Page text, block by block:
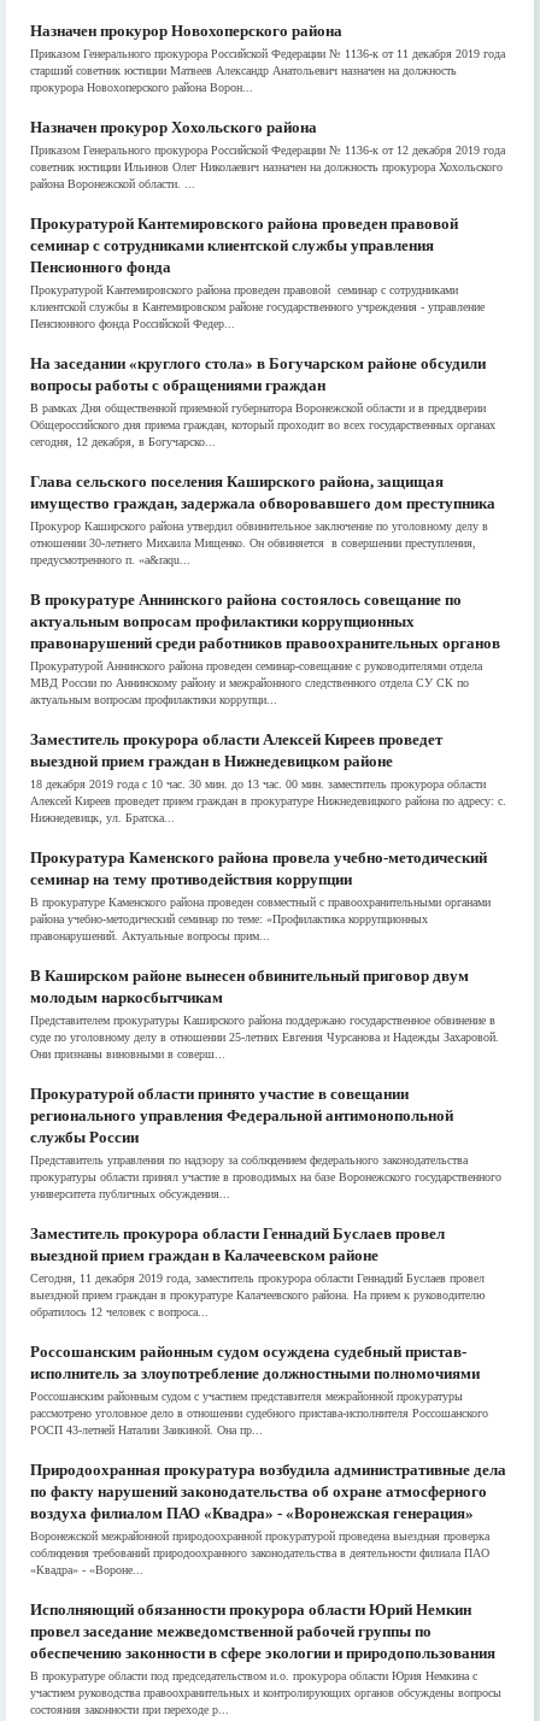
Назначен прокурор Новохоперского района
Приказом Генерального прокурора Российской Федерации № 1136-к от 11 декабря 2019 года
старший советник юстиции Матвеев Александр Анатольевич назначен на должность
прокурора Новохоперского района Ворон...
Назначен прокурор Хохольского района
Приказом Генерального прокурора Российской Федерации № 1136-к от 12 декабря 2019 года
советник юстиции Ильинов Олег Николаевич назначен на должность прокурора Хохольского
района Воронежской области. ...
Прокуратурой Кантемировского района проведен правовой
семинар с сотрудниками клиентской службы управления
Пенсионного фонда
Прокуратурой Кантемировского района проведен правовой семинар с сотрудниками
клиентской службы в Кантемировском районе государственного учреждения - управление
Пенсионного фонда Российской Федер...
На заседании «круглого стола» в Богучарском районе обсудили
вопросы работы с обращениями граждан
В рамках Дня общественной приемной губернатора Воронежской области и в преддверии
Общероссийского дня приема граждан, который проходит во всех государственных органах
сегодня, 12 декабря, в Богучарско...
Глава сельского поселения Каширского района, защищая
имущество граждан, задержала обворовавшего дом преступника
Прокурор Каширского района утвердил обвинительное заключение по уголовному делу в
отношении 30-летнего Михаила Мищенко. Он обвиняется в совершении преступления,
предусмотренного п. «а&raqu...
В прокуратуре Аннинского района состоялось совещание по
актуальным вопросам профилактики коррупционных
правонарушений среди работников правоохранительных органов
Прокуратурой Аннинского района проведен семинар-совещание с руководителями отдела
МВД России по Аннинскому району и межрайонного следственного отдела СУ СК по
актуальным вопросам профилактики коррупци...
Заместитель прокурора области Алексей Киреев проведет
выездной прием граждан в Нижнедевицком районе
18 декабря 2019 года с 10 час. 30 мин. до 13 час. 00 мин. заместитель прокурора области
Алексей Киреев проведет прием граждан в прокуратуре Нижнедевицкого района по адресу: с.
Нижнедевицк, ул. Братска...
Прокуратура Каменского района провела учебно-методический
семинар на тему противодействия коррупции
В прокуратуре Каменского района проведен совместный с правоохранительными органами
района учебно-методический семинар по теме: «Профилактика коррупционных
правонарушений. Актуальные вопросы прим...
В Каширском районе вынесен обвинительный приговор двум
молодым наркосбытчикам
Представителем прокуратуры Каширского района поддержано государственное обвинение в
суде по уголовному делу в отношении 25-летних Евгения Чурсанова и Надежды Захаровой.
Они признаны виновными в соверш...
Прокуратурой области принято участие в совещании
регионального управления Федеральной антимонопольной
службы России
Представитель управления по надзору за соблюдением федерального законодательства
прокуратуры области принял участие в проводимых на базе Воронежского государственного
университета публичных обсуждения...
Заместитель прокурора области Геннадий Буслаев провел
выездной прием граждан в Калачеевском районе
Сегодня, 11 декабря 2019 года, заместитель прокурора области Геннадий Буслаев провел
выездной прием граждан в прокуратуре Калачеевского района. На прием к руководителю
обратилось 12 человек с вопроса...
Россошанским районным судом осуждена судебный пристав-
исполнитель за злоупотребление должностными полномочиями
Россошанским районным судом с участием представителя межрайонной прокуратуры
рассмотрено уголовное дело в отношении судебного пристава-исполнителя Россошанского
РОСП 43-летней Наталии Заикиной. Она пр...
Природоохранная прокуратура возбудила административные дела
по факту нарушений законодательства об охране атмосферного
воздуха филиалом ПАО «Квадра» - «Воронежская генерация»
Воронежской межрайонной природоохранной прокуратурой проведена выездная проверка
соблюдения требований природоохранного законодательства в деятельности филиала ПАО
«Квадра» - «Вороне...
Исполняющий обязанности прокурора области Юрий Немкин
провел заседание межведомственной рабочей группы по
обеспечению законности в сфере экологии и природопользования
В прокуратуре области под председательством и.о. прокурора области Юрия Немкина с
участием руководства правоохранительных и контролирующих органов обсуждены вопросы
состояния законности при переходе р...